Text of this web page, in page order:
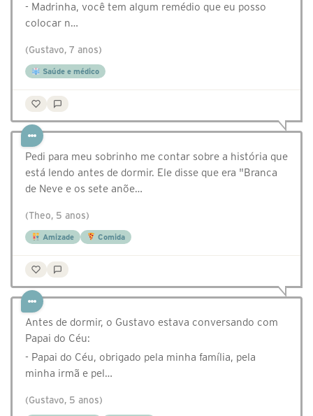
- Madrinha, você tem algum remédio que eu posso
colocar n…
(Gustavo, 7 anos)
Saúde e médico
Pedi para meu sobrinho me contar sobre a história que
está lendo antes de dormir. Ele disse que era "Branca
de Neve e os sete anõe…
(Theo, 5 anos)
Amizade Comida
Antes de dormir, o Gustavo estava conversando com
Papai do Céu:
- Papai do Céu, obrigado pela minha família, pela
minha irmã e pel…
(Gustavo, 5 anos)